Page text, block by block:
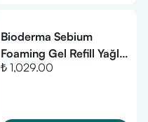
Bioderma Sebium
Foaming Gel Refill Yağlı
ve Akne Eğilimli Ciltler,
₺ 1,029.00